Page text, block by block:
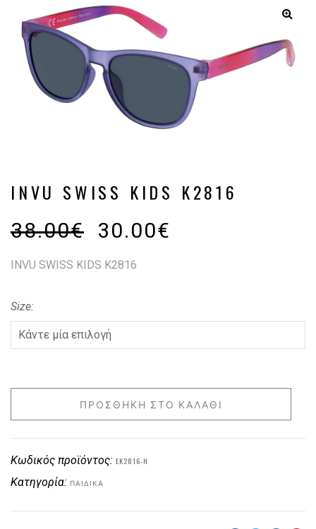
INVU SWISS KIDS K2816
38.00€ 30.00€
INVU SWISS KIDS K2816
Size
ΠΡΟΣΘΉΚΗ ΣΤΟ ΚΑΛΆΘΙ
Κωδικός προϊόντος: EK2816-H
Κατηγορία: ΠΑΙΔΙΚΑ